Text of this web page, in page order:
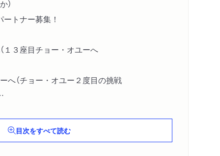
）
トナー募集！
３座目チョー・オユーへ
（チョー・オユー２度目の挑戦
目次をすべて読む